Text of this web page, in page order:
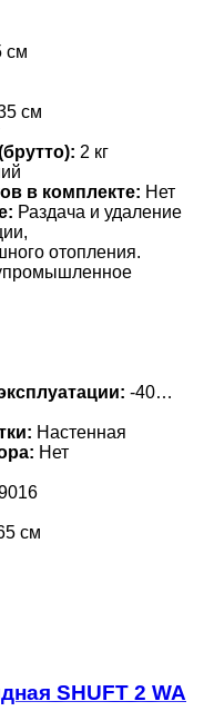
см
см
2 кг
в комплекте: Нет
Раздача и удаление
отопления.
-40…
Настенная
Нет
см
SHUFT 2 WA